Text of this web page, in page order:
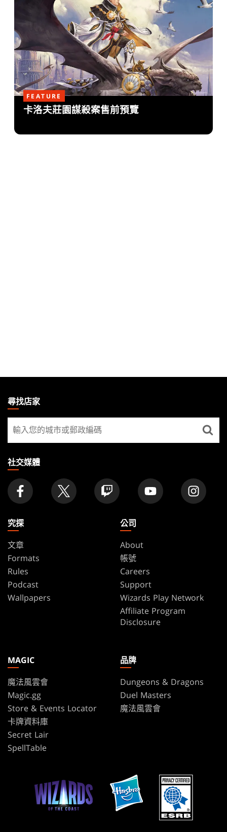
FEATURE
卡洛夫莊園謀殺案售前預覽
THE
GATHERING
FOOTER
尋找店家
尋
找
家
社交媒體
究探
文章
Formats
Rules
Podcast
Wallpapers
公司
About
帳號
Careers
Support
Wizards Play Network
Affiliate Program
Disclosure
MAGIC
魔法風雲會
Magic.gg
Store & Events Locator
卡牌資料庫
Secret Lair
SpellTable
品牌
Dungeons & Dragons
Duel Masters
魔法風雲會